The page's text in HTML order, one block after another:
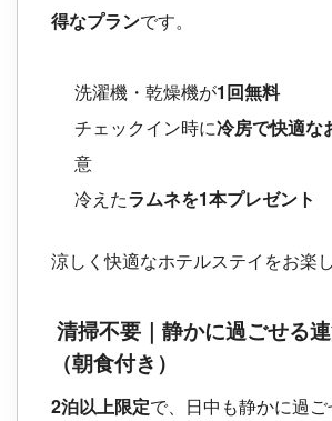
得なプランです。
洗濯機・乾燥機が1回無料
チェックイン時に冷房で快適な
意
冷えたラムネを1本プレゼント
涼しく快適なホテルステイをお楽
清掃不要｜静かに過ごせる
（朝食付き）
2泊以上限定で、日中も静かに過ご